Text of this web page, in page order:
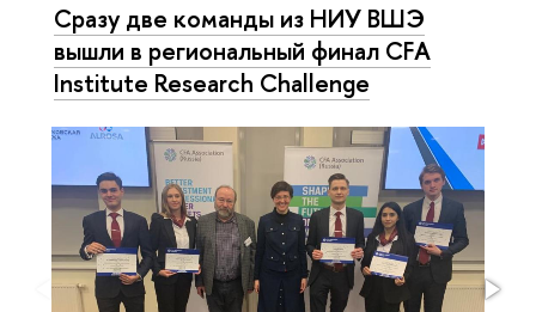
Сразу две команды из НИУ ВШЭ
вышли в региональный финал CFA
Institute Research Challenge